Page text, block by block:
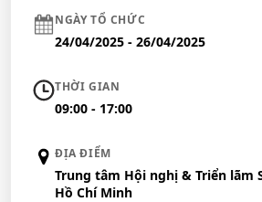
NGÀY TỔ CHỨC
24/04/2025 - 26/04/2025
THỜI GIAN
09:00 - 17:00
ĐỊA ĐIỂM
Trung tâm Hội nghị & Triển lãm
Hồ Chí Minh